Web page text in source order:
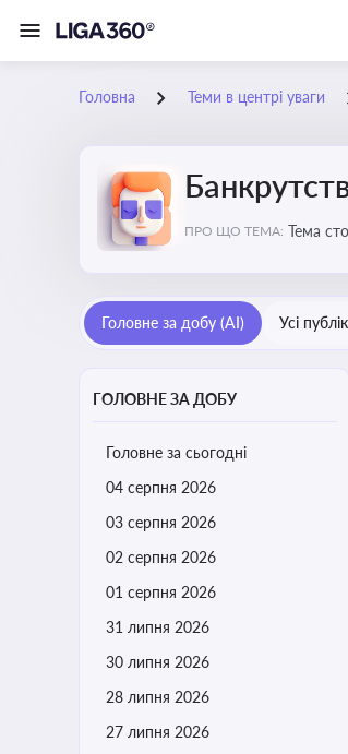
Головна Теми в центрі уваги
ПРО ЩО ТЕМА: Тема
Головне за добу (AI) Усі
ГОЛОВНЕ ЗА ДОБУ
Головне за сьогодні
04 серпня 2026
03 серпня 2026
02 серпня 2026
01 серпня 2026
31 липня 2026
30 липня 2026
28 липня 2026
27 липня 2026